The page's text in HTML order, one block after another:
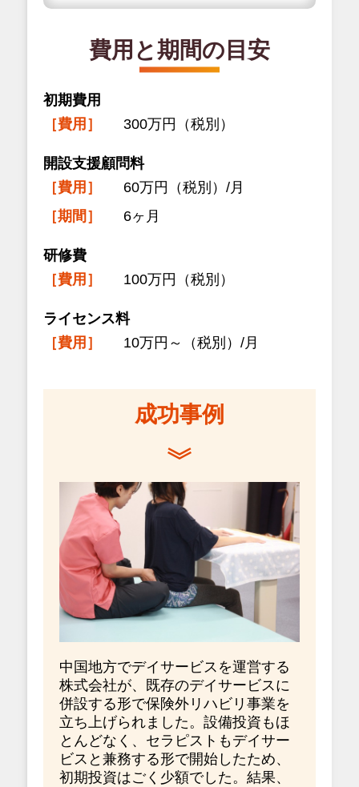
費用と期間の目安
初期費用
［費用］
300万円（税別）
開設支援顧問料
［費用］
60万円（税別）/月
［期間］
6ヶ月
研修費
［費用］
100万円（税別）
ライセンス料
［費用］
10万円～（税別）/月
成功事例
中国地方でデイサービスを運営する
株式会社が、既存のデイサービスに
併設する形で保険外リハビリ事業を
立ち上げられました。設備投資もほ
とんどなく、セラピストもデイサー
ビスと兼務する形で開始したため、
初期投資はごく少額でした。結果、